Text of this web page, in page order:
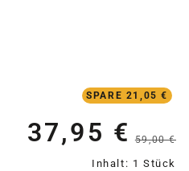
SPARE 21,05 €
Verkaufspreis:
37,95 € 59,00 €
Inhalt: 1 Stück